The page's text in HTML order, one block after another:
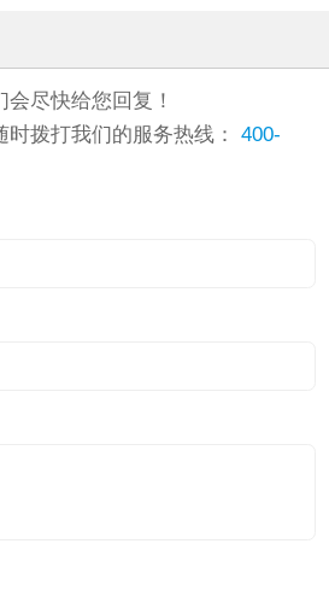
尽快给您回复！
拨打我们的服务热线： 400-